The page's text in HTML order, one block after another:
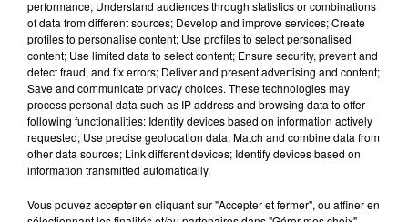
5 août 2026
MOUCHES : LES 5 RÉFLEXES À
ADOPTER POUR ÉVITER
L'INVASION CET ÉTÉ...
4 août 2026
ÉCLIPSE SOLAIRE DU 12 AOÛT : LA
RUÉE VERS LES LUNETTES DE...
performance; Understand audiences through statistics or combinations
of data from different sources; Develop and improve services; Create
profiles to personalise content; Use profiles to select personalised
content; Use limited data to select content; Ensure security, prevent and
detect fraud, and fix errors; Deliver and present advertising and content;
Save and communicate privacy choices. These technologies may
process personal data such as IP address and browsing data to offer
following functionalities: Identify devices based on information actively
requested; Use precise geolocation data; Match and combine data from
other data sources; Link different devices; Identify devices based on
information transmitted automatically.
Vous pouvez accepter en cliquant sur "Accepter et fermer", ou affiner en